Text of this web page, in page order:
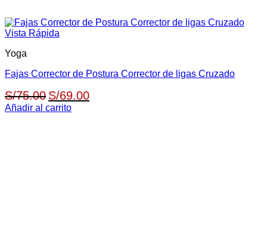
Vista Rápida
Yoga
Fajas Corrector de Postura Corrector de ligas Cruzado
S/75.00 El
precio
S/69.00El
Añadir al carrito